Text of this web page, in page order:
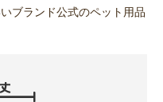
ブランド公式のペット用品